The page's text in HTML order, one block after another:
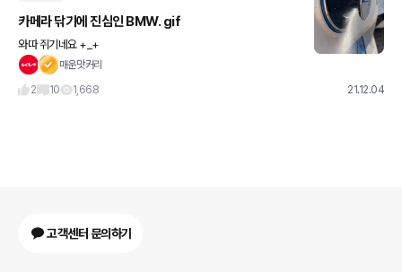
카메라 닦기에 진심인 BMW. gif
와따 쥐기네요 +_+
매운맛커리
2
10 1,668 21.12.04
고객센터 문의하기